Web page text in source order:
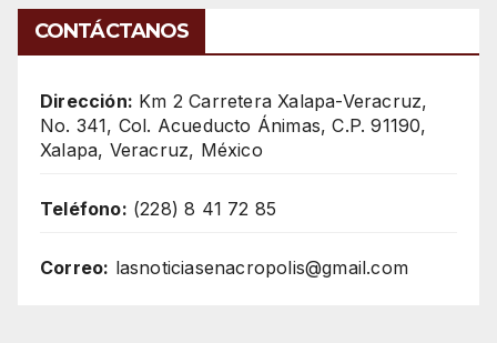
CONTÁCTANOS
Dirección: Km 2 Carretera Xalapa-Veracruz,
No. 341, Col. Acueducto Ánimas, C.P. 91190,
Xalapa, Veracruz, México
Teléfono: (228) 8 41 72 85
Correo: lasnoticiasenacropolis@gmail.com